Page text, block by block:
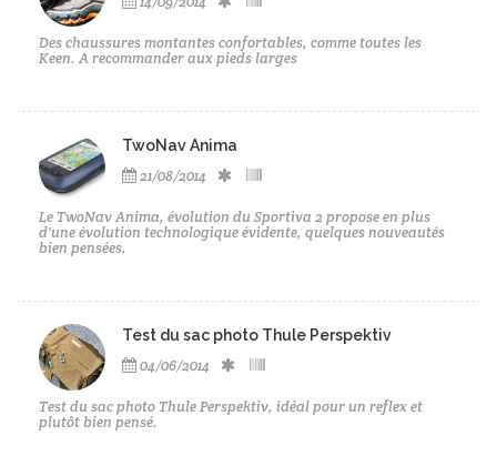
Des chaussures montantes confortables, comme toutes les
Keen. A recommander aux pieds larges
TwoNav Anima
21/08/2014
Le TwoNav Anima, évolution du Sportiva 2 propose en plus
d'une évolution technologique évidente, quelques nouveautés
bien pensées.
Test du sac photo Thule Perspektiv
04/06/2014
Test du sac photo Thule Perspektiv, idéal pour un reflex et
plutôt bien pensé.